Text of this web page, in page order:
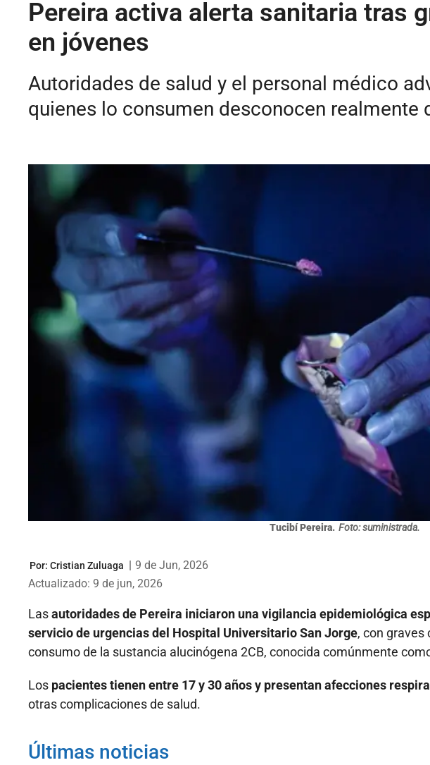
Pereira activa alerta sanitaria tras
en jóvenes
Autoridades de salud y el personal médico
quienes lo consumen desconocen
Tucibí Pereira. Foto: suministrada.
Por: Cristian Zuluaga | 9 de Jun, 2026
Actualizado: 9 de jun, 2026
Lasautoridades de Pereira iniciaron una vigilancia epidemiológica
servicio de urgencias del Hospital Universitario San Jorge, con graves
consumo de la sustancia alucinógena 2CB, conocida comúnmente
Los pacientes tienen entre 17 y 30 años y presentan afecciones
otras complicaciones de salud.
Últimas noticias